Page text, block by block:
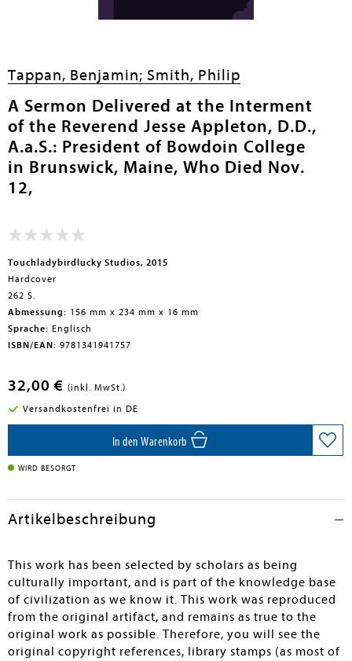
Tappan, Benjamin; Smith, Philip
A Sermon Delivered at the Interment
of the Reverend Jesse Appleton, D.D.,
A.a.S.: President of Bowdoin College
in Brunswick, Maine, Who Died Nov.
12,
Touchladybirdlucky Studios, 2015
Hardcover
262 S.
Abmessung: 156 mm x 234 mm x 16 mm
Sprache: Englisch
ISBN/EAN: 9781341941757
32,00 € (inkl. MwSt.)
Versandkostenfrei in DE
In den Warenkorb
WIRD BESORGT
Artikelbeschreibung
This work has been selected by scholars as being
culturally important, and is part of the knowledge base
of civilization as we know it. This work was reproduced
from the original artifact, and remains as true to the
original work as possible. Therefore, you will see the
original copyright references, library stamps (as most of